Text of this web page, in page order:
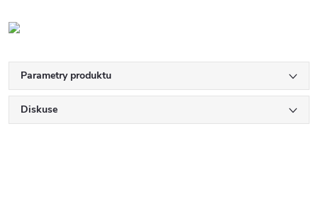
Parametry produktu
Diskuse